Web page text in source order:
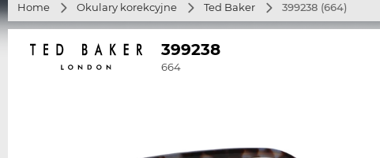
Home Okulary korekcyjne Ted Baker 399238 (664)
399238
664